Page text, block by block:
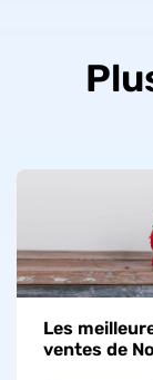
Les
ventes de